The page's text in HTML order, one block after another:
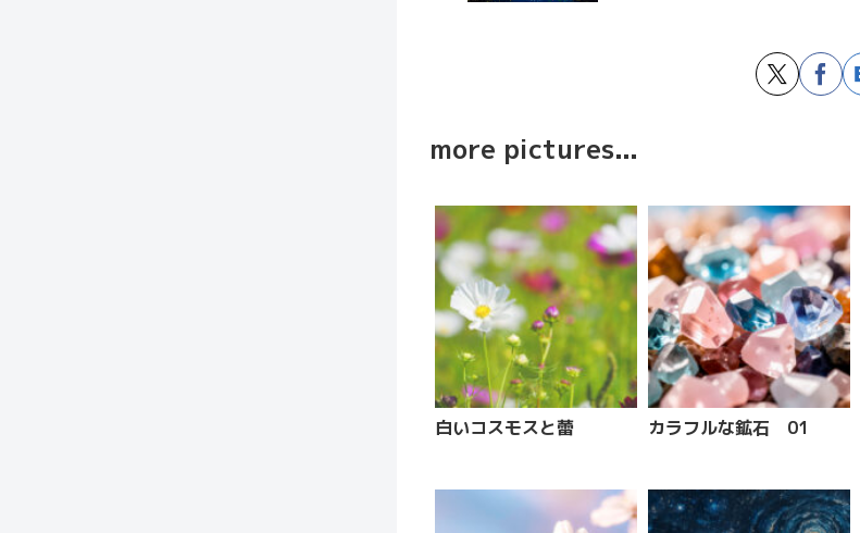
more pictures...
白いコスモスと蕾 カラフルな鉱石 01